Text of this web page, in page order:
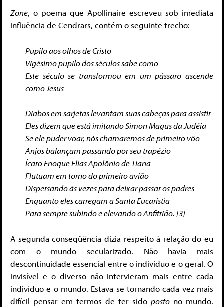
Zone, o poema que Apollinaire escreveu sob imediata
influência de Cendrars, contém o seguinte trecho:
Pupilo aos olhos de Cristo
Vigésimo pupilo dos séculos sabe como
Este século se transformou em um pássaro ascende
como Jesus
Diabos em sarjetas levantam suas cabeças para assistir
Eles dizem que está imitando Simon Magus da Judéia
Se ele puder voar, nós chamaremos de primeiro vôo
Anjos balançam passando por seu trapézio
Ícaro Enoque Elias Apolônio de Tiana
Flutuam em torno do primeiro avião
Dispersando às vezes para deixar passar os padres
Enquanto eles carregam a Santa Eucaristia
Para sempre subindo e elevando o Anfitrião. [3]
A segunda conseqüência dizia respeito à relação do eu
com o mundo secularizado. Não havia mais
descontinuidade essencial entre o indivíduo e o geral. O
invisível e o diverso não intervieram mais entre cada
indivíduo e o mundo. Estava se tornando cada vez mais
difícil pensar em termos de ter sido posto no mundo.